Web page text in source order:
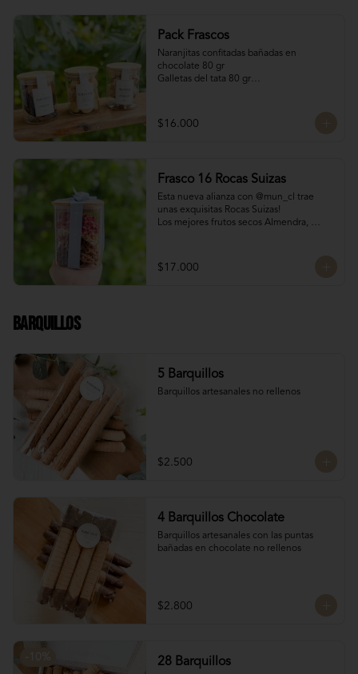
Pack Frascos
Naranjitas confitadas bañadas en
chocolate 80 gr
Galletas del tata 80 gr
$16.000
Frasco 16 Rocas Suizas
Esta nueva alianza con @mun_cl trae
unas exquisitas Rocas Suizas!
Los mejores frutos secos Almendra,
4 tipos de chocolate
Chocolate Bitter
$17.000
Barquillos
5 Barquillos
Barquillos artesanales no rellenos
$2.500
4 Barquillos Chocolate
Barquillos artesanales con las puntas
bañadas en chocolate no rellenos
$2.800
28 Barquillos